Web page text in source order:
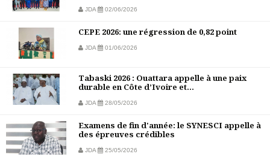
JDA 02/06/2026
CEPE 2026: une régression de 0,82 point
JDA 01/06/2026
Tabaski 2026 : Ouattara appelle à une paix
durable en Côte d’Ivoire et...
JDA 28/05/2026
Examens de fin d'année: le SYNESCI appelle à
des épreuves crédibles
JDA 25/05/2026